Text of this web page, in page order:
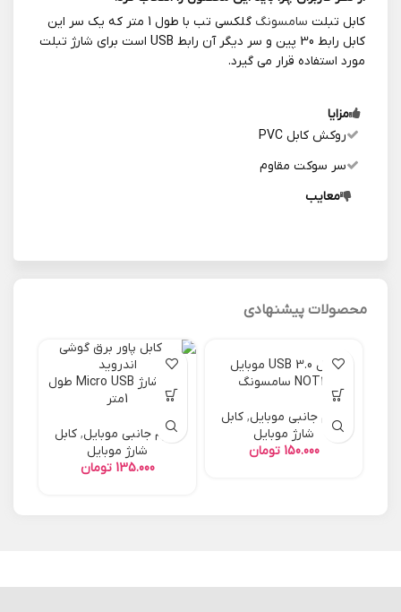
کابل تبلت سامسونگ
گلکسی تب با طول 1 متر که یک سر این
کابل رابط 30 پین و سر دیگر آن رابط USB است برای شارژ تبلت
مورد استفاده قرار می گیرد.
مزایا
روکش کابل PVC
سر سوکت مقاوم
معایب
محصولات پیشنهادی
کابل USB 3.0 موبایل
NOT3 سامسونگ
لوازم جانبی موبایل, کابل
شارژ موبایل
تومان
کابل شارژ Micro USB طول
1متر
لوازم جانبی موبایل, کابل
شارژ موبایل
تومان